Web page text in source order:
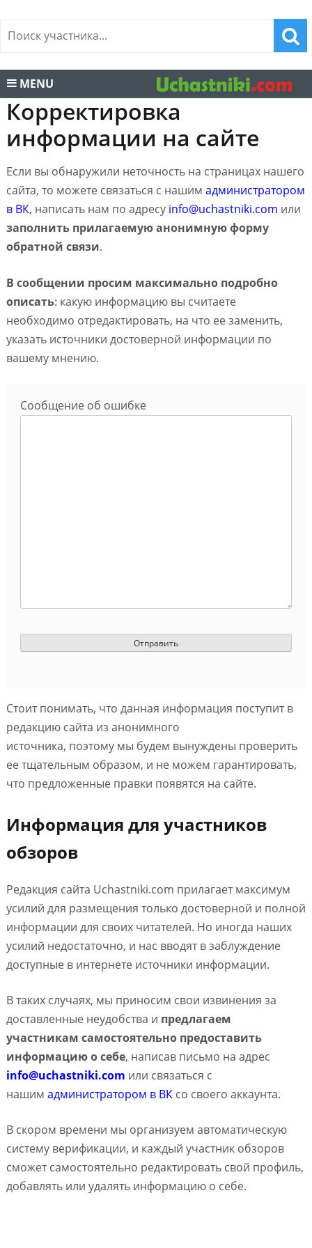
MENU
Корректировка
информации на сайте
Если вы обнаружили неточность на страницах нашего
сайта, то можете связаться с нашим администратором
в ВК, написать нам по адресу info@uchastniki.com или
заполнить прилагаемую анонимную форму
обратной связи.
В сообщении просим максимально подробно
описать: какую информацию вы считаете
необходимо отредактировать, на что ее заменить,
указать источники достоверной информации по
вашему мнению.
Сообщение об ошибке
Стоит понимать, что данная информация поступит в
редакцию сайта из анонимного
источника, поэтому мы будем вынуждены проверить
ее тщательным образом, и не можем гарантировать,
что предложенные правки появятся на сайте.
Информация для участников
обзоров
Редакция сайта Uchastniki.com прилагает максимум
усилий для размещения только достоверной и полной
информации для своих читателей. Но иногда наших
усилий недостаточно, и нас вводят в заблуждение
доступные в интернете источники информации.
В таких случаях, мы приносим свои извинения за
доставленные неудобства и предлагаем
участникам самостоятельно предоставить
информацию о себе, написав письмо на адрес
info@uchastniki.com или связаться с
нашим администратором в ВКсо своего аккаунта.
В скором времени мы организуем автоматическую
систему верификации, и каждый участник обзоров
сможет самостоятельно редактировать свой профиль,
добавлять или удалять информацию о себе.